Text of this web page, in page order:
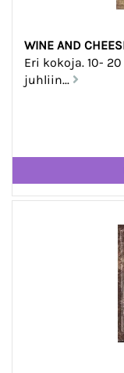
WINE AND
Eri kokoja. 10-
juhliin...